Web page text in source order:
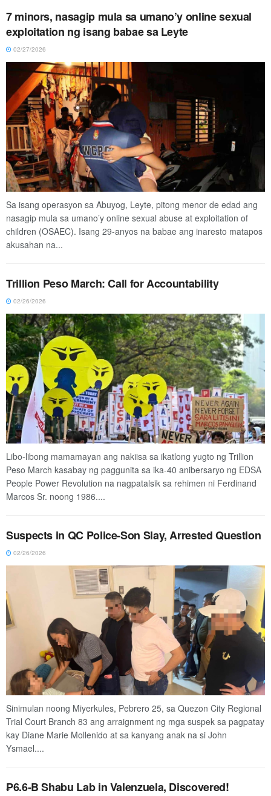
7 minors, nasagip mula sa umano’y online sexual
exploitation ng isang babae sa Leyte
02/27/2026
Sa isang operasyon sa Abuyog, Leyte, pitong menor de edad ang
nasagip mula sa umano’y online sexual abuse at exploitation of
children (OSAEC). Isang 29-anyos na babae ang inaresto matapos
akusahan na...
Trillion Peso March: Call for Accountability
02/26/2026
Libo-libong mamamayan ang nakiisa sa ikatlong yugto ng Trillion
Peso March kasabay ng paggunita sa ika-40 anibersaryo ng EDSA
People Power Revolution na nagpatalsik sa rehimen ni Ferdinand
Marcos Sr. noong 1986....
Suspects in QC Police-Son Slay, Arrested Question
02/26/2026
Sinimulan noong Miyerkules, Pebrero 25, sa Quezon City Regional
Trial Court Branch 83 ang arraignment ng mga suspek sa pagpatay
kay Diane Marie Mollenido at sa kanyang anak na si John
Ysmael....
₱6.6-B Shabu Lab in Valenzuela, Discovered!